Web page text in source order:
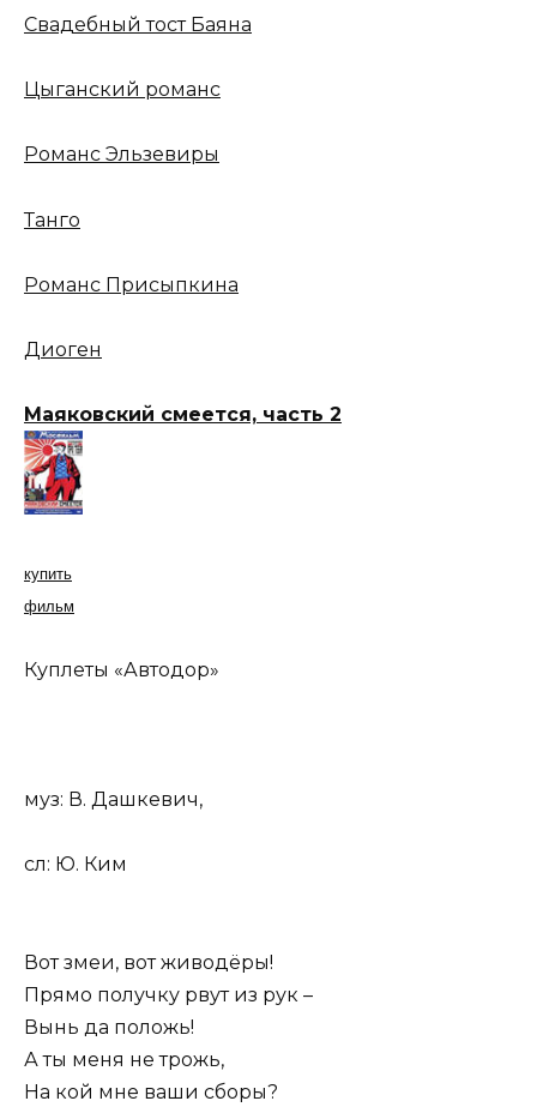
Свадебный тост Баяна
Цыганский романс
Романс Эльзевиры
Танго
Романс Присыпкина
Диоген
Маяковский смеется, часть 2
купить
фильм
Куплеты «Автодор»
муз: В. Дашкевич,
сл: Ю. Ким
Вот змеи, вот живодёры!
Прямо получку рвут из рук –
Вынь да положь!
А ты меня не трожь,
На кой мне ваши сборы?